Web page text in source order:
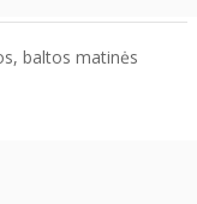
baltos matinės